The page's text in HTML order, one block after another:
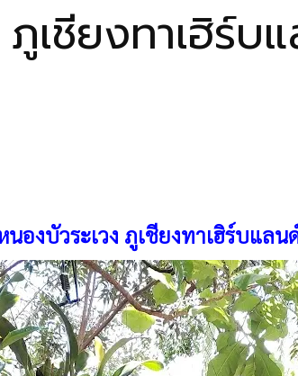
เชียงทาเฮิร์บ
องบัวระเวง ภูเชียงทาเฮิร์บแลน